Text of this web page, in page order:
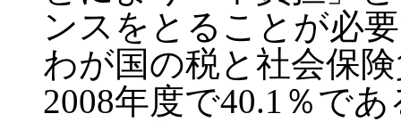
ンスをとることが必
わが国の税と社会保
2008年度で40.1％で